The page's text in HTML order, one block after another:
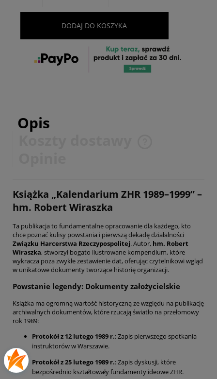
DODAJ DO KOSZYKA
Opis
Książka „Kalendarium ZHR 1989–1999” –
hm. Robert Wiraszka
Ta publikacja to fundamentalne opracowanie dla każdego, kto
chce poznać kulisy powstania i pierwszą dekadę działalności
Związku Harcerstwa Rzeczypospolitej. Autor, hm. Robert
Wiraszka, stworzył bogato ilustrowane kompendium, które
wykracza poza zwykłe zestawienie dat, oferując czytelnikowi wgląd
w unikatowe dokumenty tworzące historię organizacji.
Powstanie legendy: Dokumenty założycielskie
Książka ma ogromną wartość historyczną ze względu na publikację
archiwalnych dokumentów, które rzucają światło na przełomowy
rok 1989:
Protokół z 12 lutego 1989 r.: Zapis pierwszego spotkania
instruktorów w Warszawie.
Protokół z 25 lutego 1989 r.: Zapis dyskusji, które
bezpośrednio kształtowały fundamenty ideowe ZHR.